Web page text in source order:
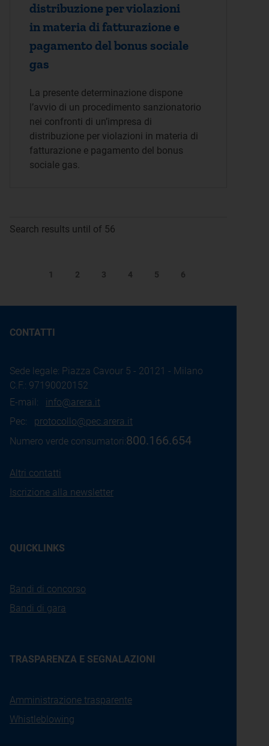
distribuzione per violazioni
in materia di fatturazione e
pagamento del bonus sociale
gas
La presente determinazione dispone
l’avvio di un procedimento sanzionatorio
nei confronti di un’impresa di
distribuzione per violazioni in materia di
fatturazione e pagamento del bonus
sociale gas.
Search results until of 56
1 2 3 4 5 6
CONTATTI
Sede legale: Piazza Cavour 5 - 20121 - Milano
C.F.: 97190020152
E-mail: info@arera.it
Pec: protocollo@pec.arera.it
Numero verde consumatori:800.166.654
Altri contatti
Iscrizione alla newsletter
QUICKLINKS
Bandi di concorso
Bandi di gara
TRASPARENZA E SEGNALAZIONI
Amministrazione trasparente
Whistleblowing